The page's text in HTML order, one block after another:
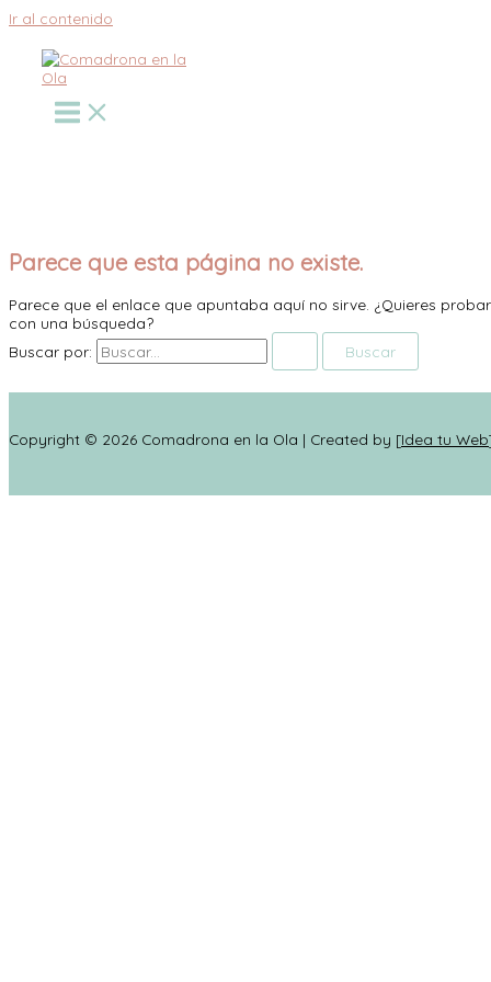
Ir al contenido
Parece que esta página no existe.
Parece que el enlace que apuntaba aquí no sirve. ¿Quieres probar
con una búsqueda?
Buscar por:
Copyright © 2026 Comadrona en la Ola | Created by [Idea tu Web